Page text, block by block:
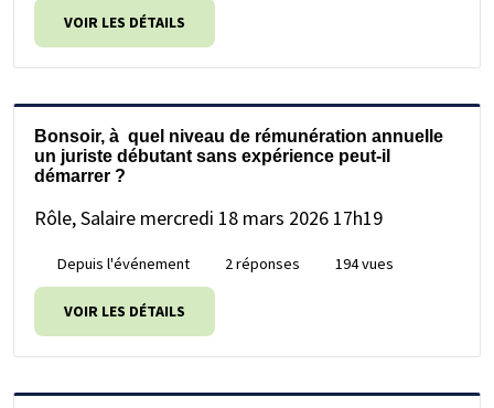
VOIR LES DÉTAILS
Bonsoir, à quel niveau de rémunération annuelle
un juriste débutant sans expérience peut-il
démarrer ?
Rôle, Salaire mercredi 18 mars 2026 17h19
Depuis l'événement 2 réponses 194 vues
VOIR LES DÉTAILS